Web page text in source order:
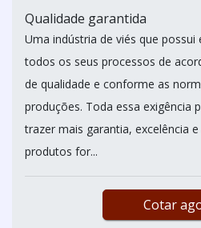
Qualidade garantida
Uma indústria de viés que possui
todos os seus processos de
de qualidade e conforme as
produções. Toda essa exigência
trazer mais garantia, excelência
produtos for...
Cotar